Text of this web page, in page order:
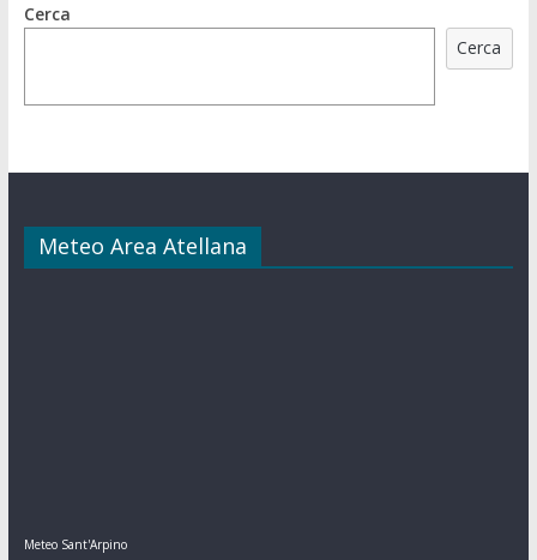
Cerca
Cerca
Meteo Area Atellana
Meteo Sant'Arpino